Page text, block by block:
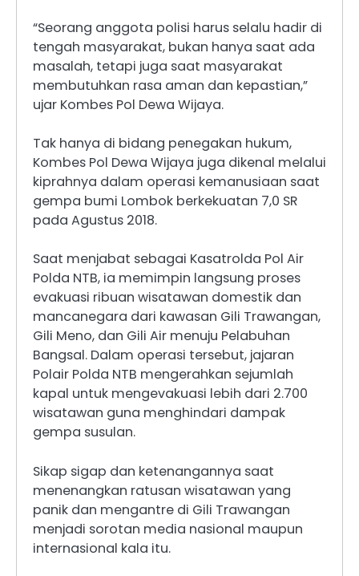
“Seorang anggota polisi harus selalu hadir di
tengah masyarakat, bukan hanya saat ada
masalah, tetapi juga saat masyarakat
membutuhkan rasa aman dan kepastian,”
ujar Kombes Pol Dewa Wijaya.
Tak hanya di bidang penegakan hukum,
Kombes Pol Dewa Wijaya juga dikenal melalui
kiprahnya dalam operasi kemanusiaan saat
gempa bumi Lombok berkekuatan 7,0 SR
pada Agustus 2018.
Saat menjabat sebagai Kasatrolda Pol Air
Polda NTB, ia memimpin langsung proses
evakuasi ribuan wisatawan domestik dan
mancanegara dari kawasan Gili Trawangan,
Gili Meno, dan Gili Air menuju Pelabuhan
Bangsal. Dalam operasi tersebut, jajaran
Polair Polda NTB mengerahkan sejumlah
kapal untuk mengevakuasi lebih dari 2.700
wisatawan guna menghindari dampak
gempa susulan.
Sikap sigap dan ketenangannya saat
menenangkan ratusan wisatawan yang
panik dan mengantre di Gili Trawangan
menjadi sorotan media nasional maupun
internasional kala itu.